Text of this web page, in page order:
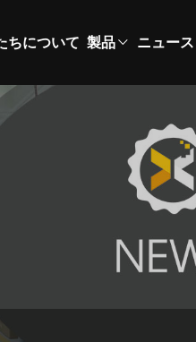
ちについて 製品 ニュース